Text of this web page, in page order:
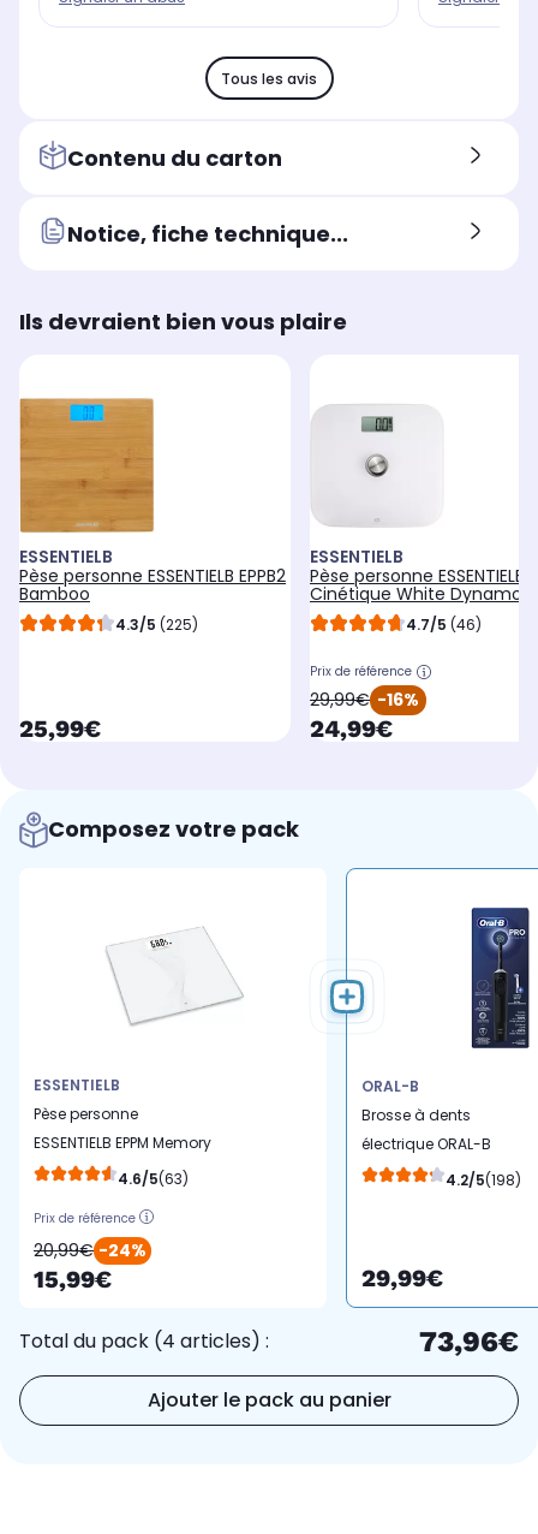
Tous les avis
Contenu du carton
Notice, fiche technique...
Ils devraient bien vous plaire
ESSENTIELB
Pèse personne ESSENTIELB EPPB2
Bamboo
4.3/5 (225)
currentPrice
25,99€
ESSENTIELB
Pèse personne ESSENTIELB
Cinétique White Dynamo
4.7/5 (46)
Prix de référence
oldPrice
29,99€ -16%
currentPrice
24,99€
Composez votre pack
ESSENTIELB
Pèse personne
ESSENTIELB EPPM Memory
coach
4.6/5(63)
Prix de référence
20,99€ -24%
15,99€
ORAL-B
Brosse à dents
électrique ORAL-B
Vitality Pro protect x
4.2/5(198)
29,99€
Total du pack (4 articles) : 73,96€
Ajouter le pack au panier